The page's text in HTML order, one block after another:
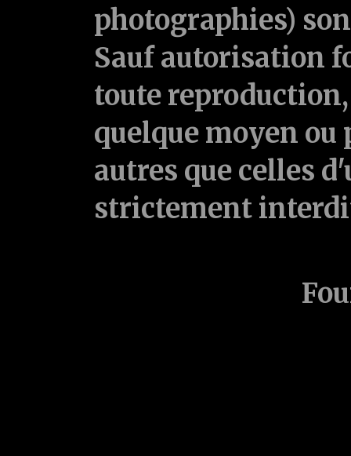
photographies)
Sauf autorisation
toute
quelque moyen ou
autres que celles
strictement